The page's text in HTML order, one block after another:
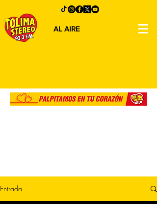
AL AIRE
Entrada